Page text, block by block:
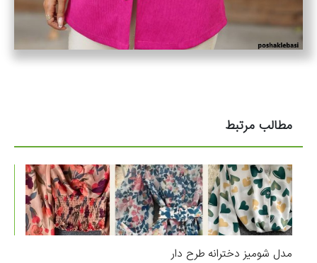
مطالب مرتبط
مدل شومیز دخترانه طرح دار